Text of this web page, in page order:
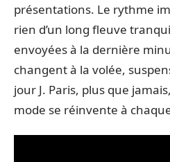
présentations. Le rythme
rien d’un long fleuve
envoyées à la dernière
changent à la volée,
jour J. Paris, plus que
mode se réinvente à